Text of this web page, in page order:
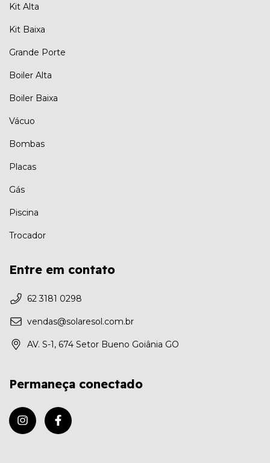
Kit Alta
Kit Baixa
Grande Porte
Boiler Alta
Boiler Baixa
Vácuo
Bombas
Placas
Gás
Piscina
Trocador
Entre em contato
62 3181 0298
vendas@solaresol.com.br
AV. S-1, 674 Setor Bueno Goiânia GO
Permaneça conectado